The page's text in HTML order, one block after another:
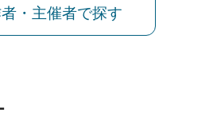
・主催者で探す